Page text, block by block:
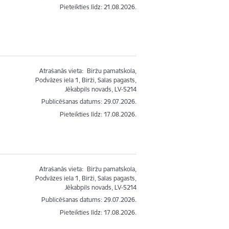
Pieteikties līdz:21.08.2026.
Atrašanās vieta: Biržu pamatskola,
Podvāzes iela 1, Birži, Salas pagasts,
Jēkabpils novads, LV-5214
Publicēšanas datums: 29.07.2026.
Pieteikties līdz:17.08.2026.
Atrašanās vieta: Biržu pamatskola,
Podvāzes iela 1, Birži, Salas pagasts,
Jēkabpils novads, LV-5214
Publicēšanas datums: 29.07.2026.
Pieteikties līdz:17.08.2026.